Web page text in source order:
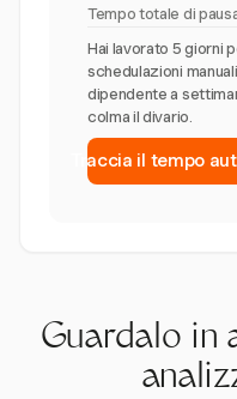
Tempo totale di
Hai lavorato 5 giorni
schedulazioni
dipendente a
colma il divario.
Traccia il tempo
Guardalo in